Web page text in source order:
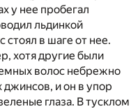
у нее пробегал
льдинкой
стоял в шаге от нее.
хотя другие были
волос небрежно
джинсов, и он в упор
глаза. В тусклом